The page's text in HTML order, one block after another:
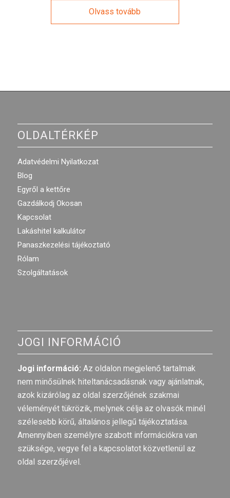
Olvass tovább
OLDALTÉRKÉP
Adatvédelmi Nyilatkozat
Blog
Egyről a kettőre
Gazdálkodj Okosan
Kapcsolat
Lakáshitel kalkulátor
Panaszkezelési tájékoztató
Rólam
Szolgáltatások
JOGI INFORMÁCIÓ
Jogi információ: Az oldalon megjelenő tartalmak
nem minősülnek hiteltanácsadásnak vagy ajánlatnak,
azok kizárólag az oldal szerzőjének szakmai
véleményét tükrözik, melynek célja az olvasók minél
szélesebb körű, általános jellegű tájékoztatása.
Amennyiben személyre szabott információkra van
szüksége, vegye fel a kapcsolatot közvetlenül az
oldal szerzőjével.